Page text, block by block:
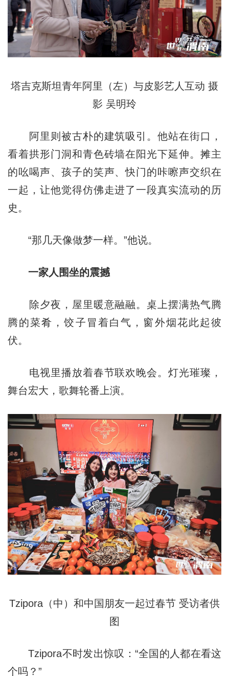
塔吉克斯坦青年阿里（左）与皮影艺人互动 摄
影 吴明玲
阿里则被古朴的建筑吸引。他站在街口，
看着拱形门洞和青色砖墙在阳光下延伸。摊主
的吆喝声、孩子的笑声、快门的咔嚓声交织在
一起，让他觉得仿佛走进了一段真实流动的历
史。
“那几天像做梦一样。”他说。
一家人围坐的震撼
除夕夜，屋里暖意融融。桌上摆满热气腾
腾的菜肴，饺子冒着白气，窗外烟花此起彼
伏。
电视里播放着春节联欢晚会。灯光璀璨，
舞台宏大，歌舞轮番上演。
Tzipora（中）和中国朋友一起过春节 受访者供
图
Tzipora不时发出惊叹：“全国的人都在看这
个吗？”